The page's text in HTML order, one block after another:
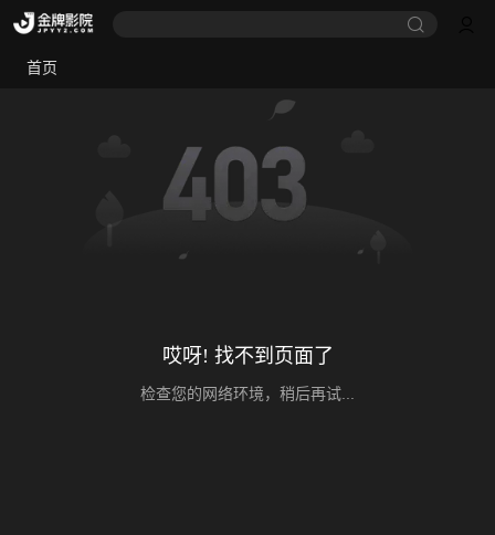
首页
哎呀! 找不到页面了
检查您的网络环境，稍后再试...